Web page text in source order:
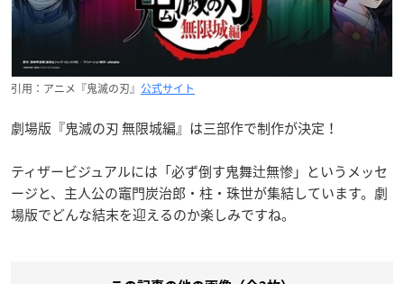
引用：アニメ『鬼滅の刃』 公式サイト
劇場版『鬼滅の刃 無限城編』は三部作で制作が決定！
ティザービジュアルには「必ず倒す鬼舞辻無惨」というメッセ
ージと、主人公の竈門炭治郎・柱・珠世が集結しています。劇
場版でどんな結末を迎えるのか楽しみですね。